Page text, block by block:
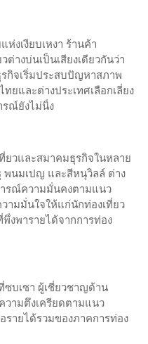
งเงียบเหงา ร้านค้า
ต่างบ่นเป็นเสียงเดียวกันว่า
กิจเริ่มประสบปัญหาสภาพ
ยและต่างประเทศเลือกเลี่ยง
รณ์ยังไม่นิ่ง
ยวและสมาคมธุรกิจในหลาย
พนมเปญ และสีหนุวิลล์ ต่าง
ารณ์ความมั่นคงตามแนว
ามมั่นใจให้แก่นักท่องเที่ยว
งพารายได้จากการท่อง
ซบเซา ผู้เชี่ยวชาญด้าน
วามตึงเครียดตามแนว
รายได้รวมของภาคการท่อง